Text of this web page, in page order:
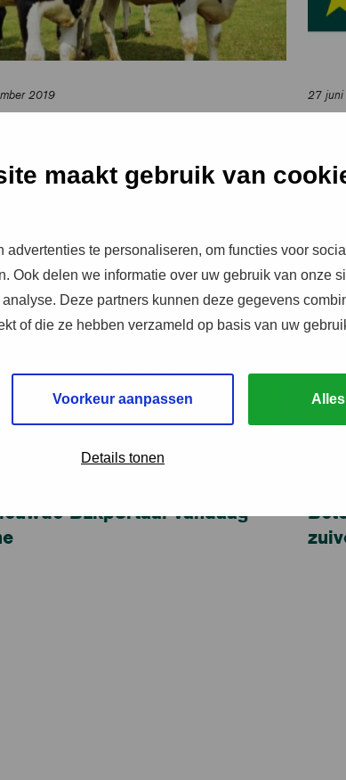
maakt gebruik van
te personaliseren, om functies voor
Ook delen we informatie over uw gebruik van onze
Deze partners kunnen deze gegevens
of die ze hebben verzameld op basis van uw
Voorkeur aanpassen
Details tonen
2019 27
BLkportaal vandaag